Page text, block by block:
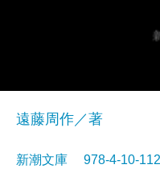
遠藤周作／著
新潮文庫 978-4-10-